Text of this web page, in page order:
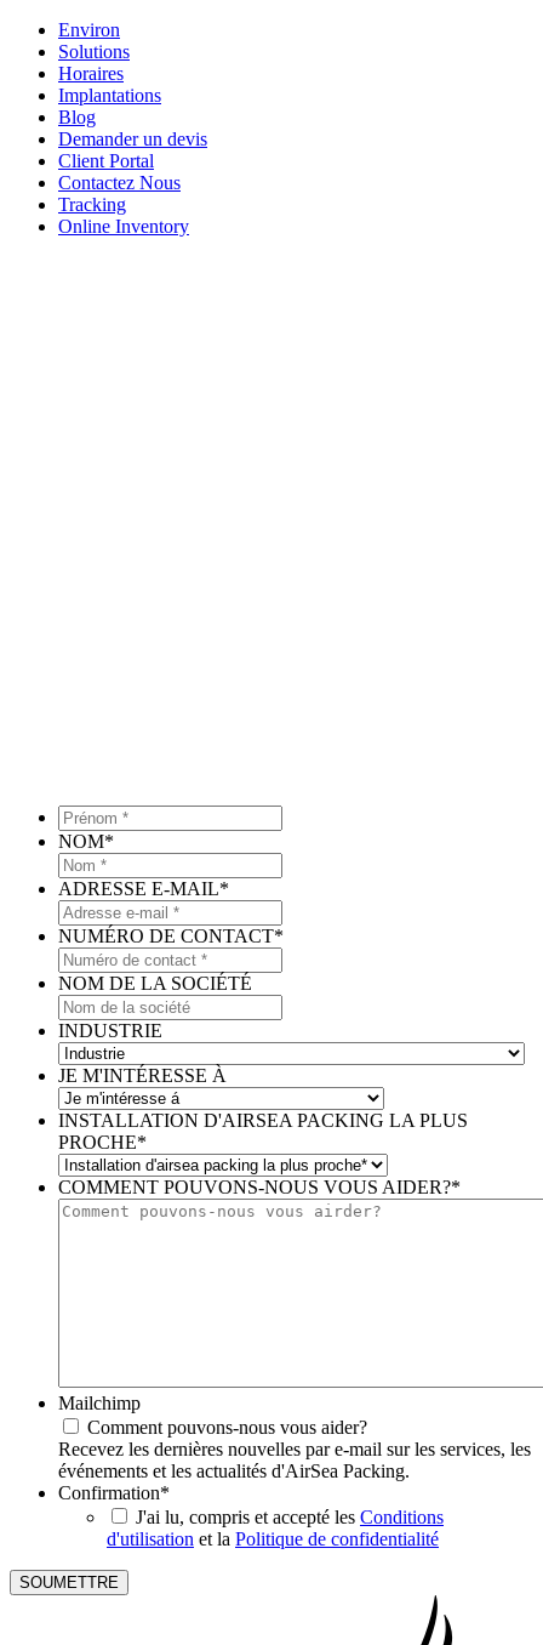
Environ
Solutions
Horaires
Implantations
Blog
Demander un devis
Client Portal
Contactez Nous
Tracking
Online Inventory
Prénom
**
NOM*
ADRESSE E-MAIL*
NUMÉRO DE CONTACT*
NOM DE LA SOCIÉTÉ
INDUSTRIE
JE M'INTÉRESSE À
INSTALLATION D'AIRSEA PACKING LA PLUS
PROCHE*
COMMENT POUVONS-NOUS VOUS AIDER?*
Mailchimp
Comment pouvons-nous vous aider?
Recevez les dernières nouvelles par e-mail sur les services, les
événements et les actualités d'AirSea Packing.
Confirmation*
J'ai lu, compris et accepté les Conditions
d'utilisation et la Politique de confidentialité